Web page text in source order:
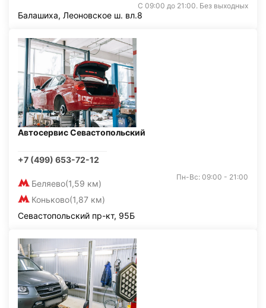
С 09:00 до 21:00. Без выходных
Балашиха, Леоновское ш. вл.8
Автосервис Севастопольский
+7 (499) 653-72-12
Беляево(1,59 км)
Коньково(1,87 км)
Пн-Вс: 09:00 - 21:00
Севастопольский пр-кт, 95Б